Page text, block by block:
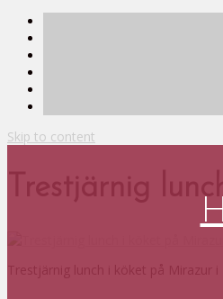
Skip to content
Trestjärnig
Trestjärnig lunch i köket på Mirazur